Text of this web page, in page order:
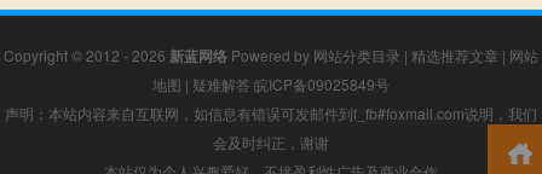
Copyright © 2012 - 2026 新蓝网络 Powered by 网站分类目录 | 精选推荐文章 | 网站
地图 | 疑难解答 皖ICP备09025849号
声明：本站内容来自互联网，如信息有错误可发邮件到f_fb#foxmail.com说明，我们
会及时纠正，谢谢